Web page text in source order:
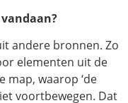
andere bronnen. Zo
elementen uit de
map, waarop ‘de
voortbewegen. Dat